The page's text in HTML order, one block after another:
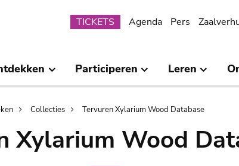
Submenu
TICKETS Agenda Pers
Participeren Leren
Collecties Tervuren Xylarium Wood Database
Xylarium Wood